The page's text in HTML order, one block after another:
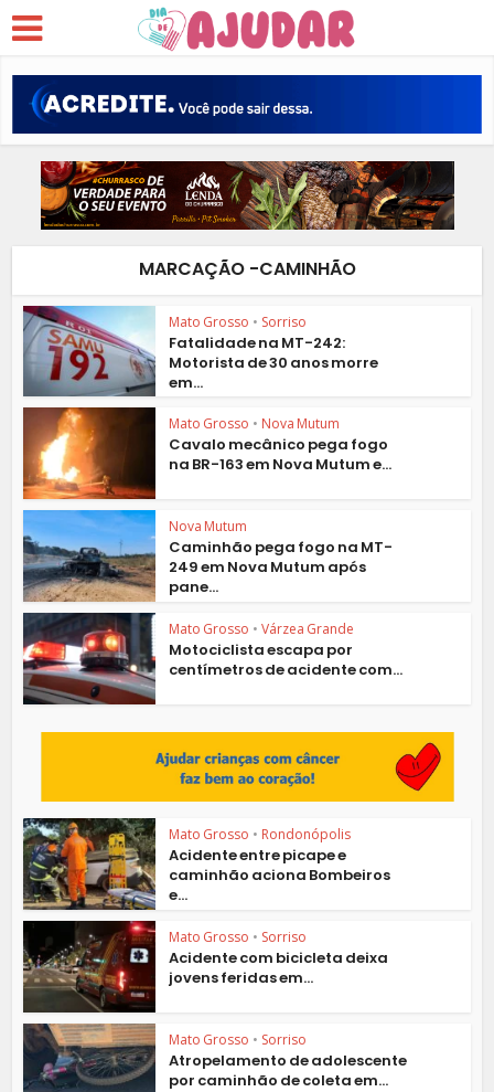
MARCAÇÃO -CAMINHÃO
Mato Grosso • Sorriso
Fatalidade na MT-242:
Motorista de 30 anos morre
em...
Mato Grosso • Nova Mutum
Cavalo mecânico pega fogo
na BR-163 em Nova Mutum e...
Nova Mutum
Caminhão pega fogo na MT-
249 em Nova Mutum após
pane...
Mato Grosso • Várzea Grande
Motociclista escapa por
centímetros de acidente com...
Mato Grosso • Rondonópolis
Acidente entre picape e
caminhão aciona Bombeiros
e...
Mato Grosso • Sorriso
Acidente com bicicleta deixa
jovens feridas em...
Mato Grosso • Sorriso
Atropelamento de adolescente
por caminhão de coleta em...